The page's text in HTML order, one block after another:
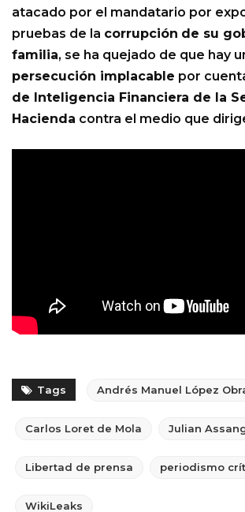
atacado por el mandatario por
pruebas de la corrupción de su
familia, se ha quejado de que hay
persecución implacable por
de Inteligencia Financiera de la
Hacienda contra el medio que
Tags Andrés Manuel López
Carlos Loret de Mola Julian
Libertad de prensa periodismo
WikiLeaks